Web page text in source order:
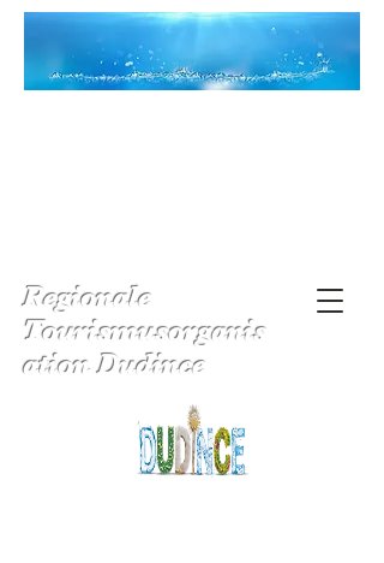
Regionale
Tourismusorganis
ation Dudince